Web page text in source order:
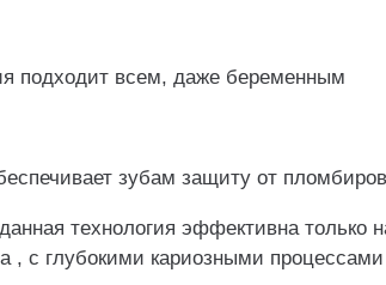
подходит всем, даже беременным
зубам защиту от
технология эффективна только
, с глубокими кариозными